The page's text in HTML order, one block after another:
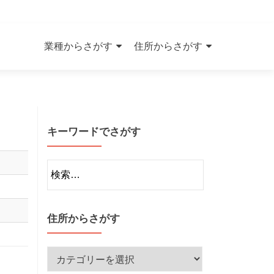
to
業種からさがす 住所からさがす
キーワードでさがす
索:
住所からさがす